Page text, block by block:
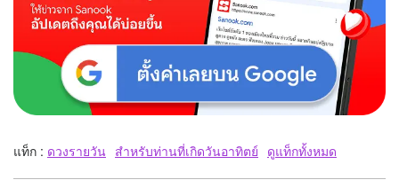
แท็ก : ดวงรายวัน สำหรับท่านที่เกิดวันอาทิตย์ ดูแท็กทั้งหมด